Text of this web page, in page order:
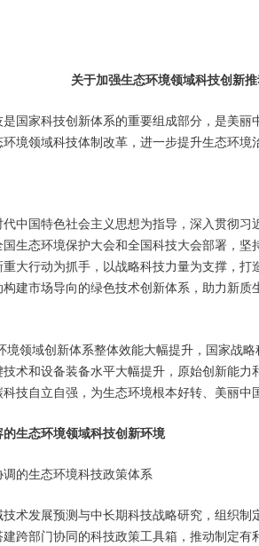
关于加强生态环境领域科技创新
国家科技创新体系的重要组成部分，是美
境领域科技体制改革，进一步提升生态环
中国特色社会主义思想为指导，深入贯彻
生态环境保护大会和全国科技大会部署，
大行动为抓手，以战略科技力量为支撑，
建市场导向的绿色技术创新体系，助力新
境领域创新体系整体效能大幅提升，国家战
术和设备装备水平大幅提升，原始创新能
技自立自强，为生态环境根本好转、美丽
生态环境领域科技创新环境
调的生态环境科技政策体系
术发展预测与中长期科技战略研究，组织
跨部门协同的科技政策工具箱，推动制定